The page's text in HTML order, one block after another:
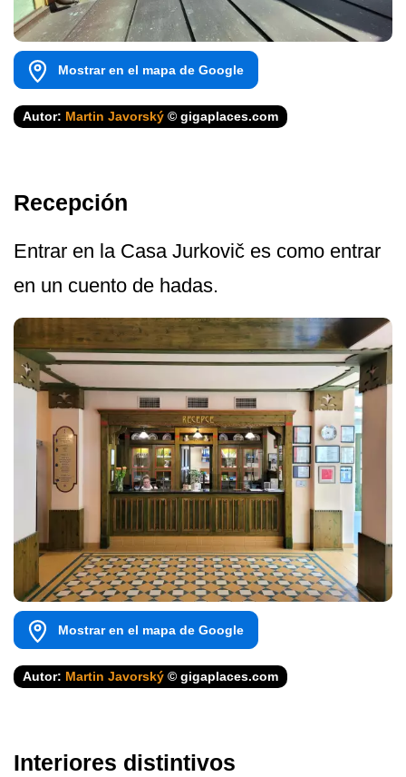
Mostrar en el mapa de Google
Autor: Martin Javorský © gigaplaces.com
Recepción
Entrar en la Casa Jurkovič es como entrar
en un cuento de hadas.
Mostrar en el mapa de Google
Autor: Martin Javorský © gigaplaces.com
Interiores distintivos